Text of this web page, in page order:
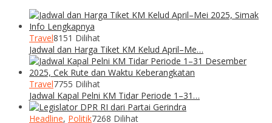
Travel8151 Dilihat
Jadwal dan Harga Tiket KM Kelud April–Me…
Travel7755 Dilihat
Jadwal Kapal Pelni KM Tidar Periode 1–31…
Headline, Politik7268 Dilihat